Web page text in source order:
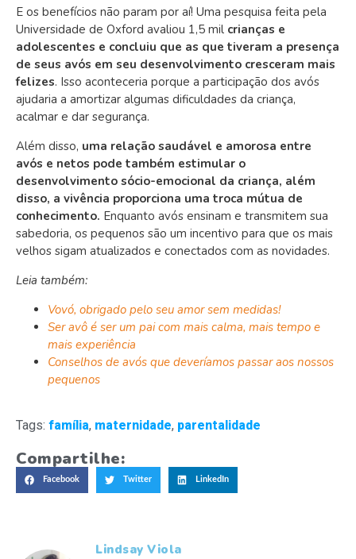
E os benefícios não param por aí! Uma pesquisa feita pela
Universidade de Oxford avaliou 1,5 mil crianças e
adolescentes e concluiu que as que tiveram a presença
de seus avós em seu desenvolvimento cresceram mais
felizes. Isso aconteceria porque a participação dos avós
ajudaria a amortizar algumas dificuldades da criança,
acalmar e dar segurança.
Além disso, uma relação saudável e amorosa entre
avós e netos pode também estimular o
desenvolvimento sócio-emocional da criança, além
disso, a vivência proporciona uma troca mútua de
conhecimento. Enquanto avós ensinam e transmitem sua
sabedoria, os pequenos são um incentivo para que os mais
velhos sigam atualizados e conectados com as novidades.
Leia também:
Vovó, obrigado pelo seu amor sem medidas!
Ser avô é ser um pai com mais calma, mais tempo e
mais experiência
Conselhos de avós que deveríamos passar aos nossos
pequenos
Tags: família, maternidade, parentalidade
Compartilhe:
Facebook Twitter LinkedIn
Lindsay Viola